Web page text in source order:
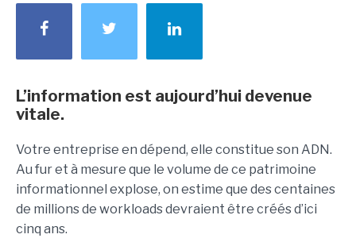
L’information est aujourd’hui devenue
vitale.
Votre entreprise en dépend, elle constitue son ADN.
Au fur et à mesure que le volume de ce patrimoine
informationnel explose, on estime que des centaines
de millions de workloads devraient être créés d’ici
cinq ans.